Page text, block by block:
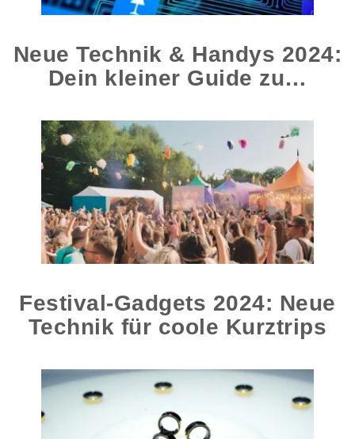
Neue Technik & Handys 2024:
Dein kleiner Guide zu…
Festival-Gadgets 2024: Neue
Technik für coole Kurztrips